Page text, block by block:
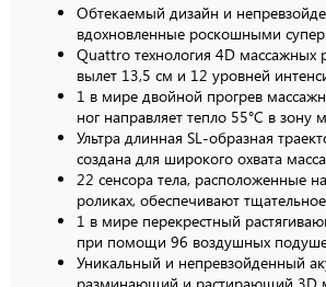
Обтекаемый дизайн и
вдохновленные роскошными
Quattro технология 4D массажных
вылет 13,5 см и 12 уровней
1 в мире двойной прогрев
ног направляет тепло 55°С в зону
Ультра длинная SL-образная
создана для широкого охвата
22 сенсора тела, расположенные
роликах, обеспечивают
1 в мире перекрестный
при помощи 96 воздушных
Уникальный и непревзойденный